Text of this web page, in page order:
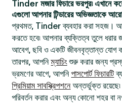
Tinder মজার ফিচারে ভরপুর৷ এখানে
এগুলো আপনার টিন্ডারের অভিজ্ঞতাকে
প্রথমত, Tinder ব্যবহার করা সহজ।
করতে হবে৷ আপনার ব্যক্তিত্ব তুলে
আবেগ, ছবি ও একটি জীবনবৃত্তান্ত যোগ
তারপর, আপনিম্যাচিং শুরু করার জন্য
ভ্রমণের আগে, আপনি পাসপোর্ট ফিচারটি
প্রিমিয়াম সাবস্ক্রিপশনে অন্তর্ভুক্ত
পরিবর্তন করার এবং অন্য কোনো শহর বা